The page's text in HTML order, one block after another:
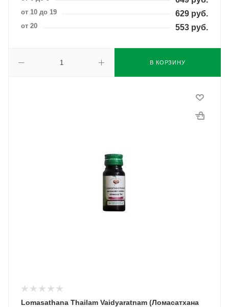
от 10 до 19 629 руб.
от 20 553 руб.
В КОРЗИНУ
Lomasathana Thailam Vaidyaratnam (Ломасатхана